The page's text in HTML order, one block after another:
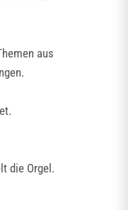
aus
die Orgel.